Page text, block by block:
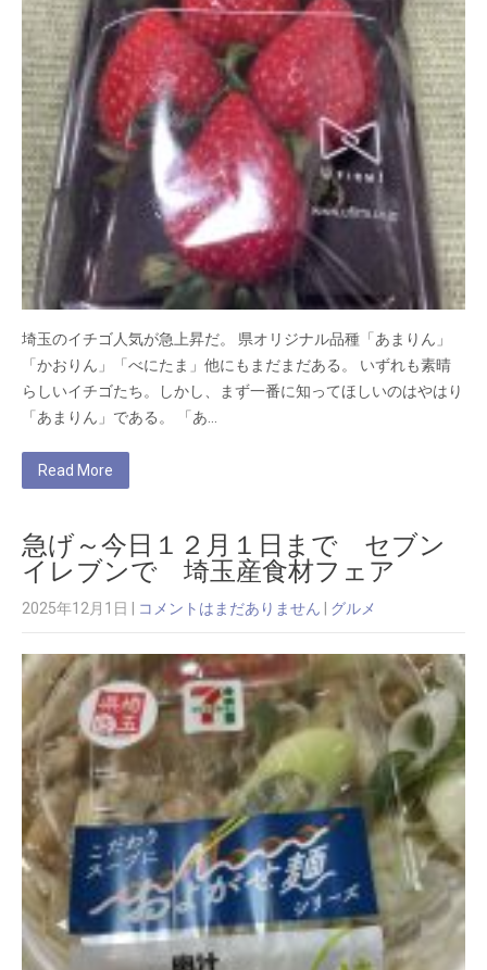
埼玉のイチゴ人気が急上昇だ。 県オリジナル品種「あまりん」
「かおりん」「べにたま」他にもまだまだある。 いずれも素晴
らしいイチゴたち。しかし、まず一番に知ってほしいのはやはり
「あまりん」である。 「あ…
Read More
急げ～今日１２月１日まで セブン
イレブンで 埼玉産食材フェア
2025年12月1日 コメントはまだありません グルメ